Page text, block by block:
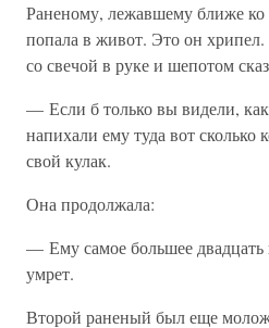
Раненому, лежавшему ближе ко
попала в живот. Это он
со свечой в руке и шепотом
— Если б только вы видели,
напихали ему туда вот
свой кулак.
Она продолжала:
— Ему самое большее двадцать
умрет.
Второй раненый был еще